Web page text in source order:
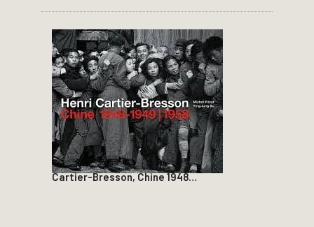
Cartier-Bresson, Chine 1948…